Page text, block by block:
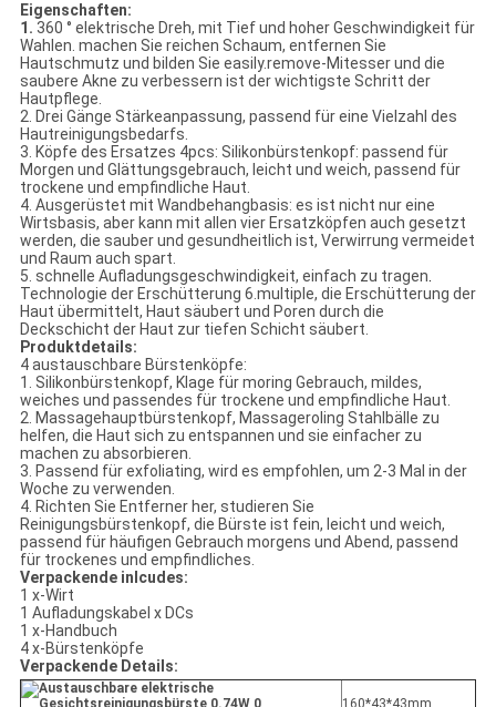
Eigenschaften:
1. 360 ° elektrische Dreh, mit Tief und hoher Geschwindigkeit für
Wahlen. machen Sie reichen Schaum, entfernen Sie
Hautschmutz und bilden Sie easily.remove-Mitesser und die
saubere Akne zu verbessern ist der wichtigste Schritt der
Hautpflege.
2. Drei Gänge Stärkeanpassung, passend für eine Vielzahl des
Hautreinigungsbedarfs.
3. Köpfe des Ersatzes 4pcs: Silikonbürstenkopf: passend für
Morgen und Glättungsgebrauch, leicht und weich, passend für
trockene und empfindliche Haut.
4. Ausgerüstet mit Wandbehangbasis: es ist nicht nur eine
Wirtsbasis, aber kann mit allen vier Ersatzköpfen auch gesetzt
werden, die sauber und gesundheitlich ist, Verwirrung vermeidet
und Raum auch spart.
5. schnelle Aufladungsgeschwindigkeit, einfach zu tragen.
Technologie der Erschütterung 6.multiple, die Erschütterung der
Haut übermittelt, Haut säubert und Poren durch die
Deckschicht der Haut zur tiefen Schicht säubert.
Produktdetails:
4 austauschbare Bürstenköpfe:
1. Silikonbürstenkopf, Klage für moring Gebrauch, mildes,
weiches und passendes für trockene und empfindliche Haut.
2. Massagehauptbürstenkopf, Massageroling Stahlbälle zu
helfen, die Haut sich zu entspannen und sie einfacher zu
machen zu absorbieren.
3. Passend für exfoliating, wird es empfohlen, um 2-3 Mal in der
Woche zu verwenden.
4. Richten Sie Entferner her, studieren Sie
Reinigungsbürstenkopf, die Bürste ist fein, leicht und weich,
passend für häufigen Gebrauch morgens und Abend, passend
für trockenes und empfindliches.
Verpackende inlcudes:
1 x-Wirt
1 Aufladungskabel x DCs
1 x-Handbuch
4 x-Bürstenköpfe
Verpackende Details: